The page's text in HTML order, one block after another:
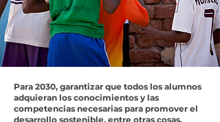
Para 2030, garantizar que todos los alumnos
adquieran los conocimientos y las
competencias necesarias para promover el
desarrollo sostenible, entre otras cosas,